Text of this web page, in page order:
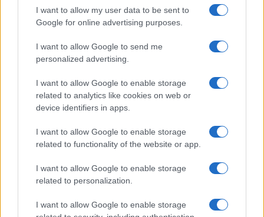
I want to allow my user data to be sent to
Google for online advertising purposes.
I want to allow Google to send me
personalized advertising.
I want to allow Google to enable storage
related to analytics like cookies on web or
device identifiers in apps.
I want to allow Google to enable storage
related to functionality of the website or app.
I want to allow Google to enable storage
related to personalization.
I want to allow Google to enable storage
Dove è stato girato Uno splendido errore 3: i luoghi
che hanno fatto da sfondo alla serie Netflix
PIÙ LETTI